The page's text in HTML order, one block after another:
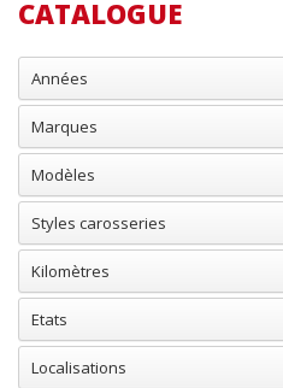
CATALOGUE
Années
Marques
Modèles
Styles carosseries
Kilomètres
Etats
Localisations